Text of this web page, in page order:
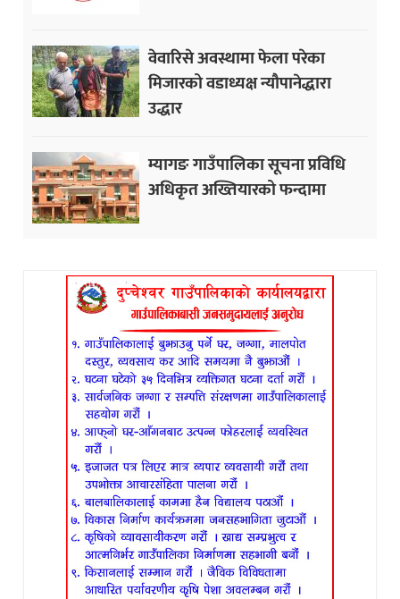
वेवारिसे अवस्थामा फेला परेका
मिजारको वडाध्यक्ष न्यौपानेद्धारा
उद्धार
म्यागङ गाउँपालिका सूचना प्रविधि
अधिकृत अख्तियारको फन्दामा